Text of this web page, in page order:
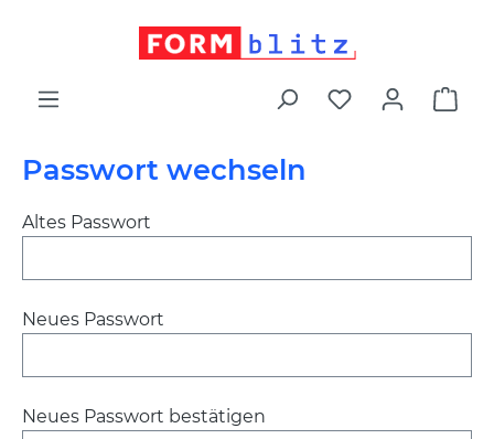
Passwort wechseln
Altes Passwort
Neues Passwort
Neues Passwort bestätigen